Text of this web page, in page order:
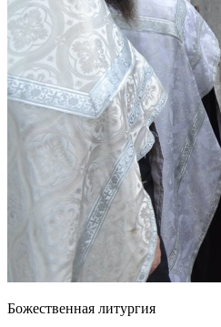
Божественная литургия